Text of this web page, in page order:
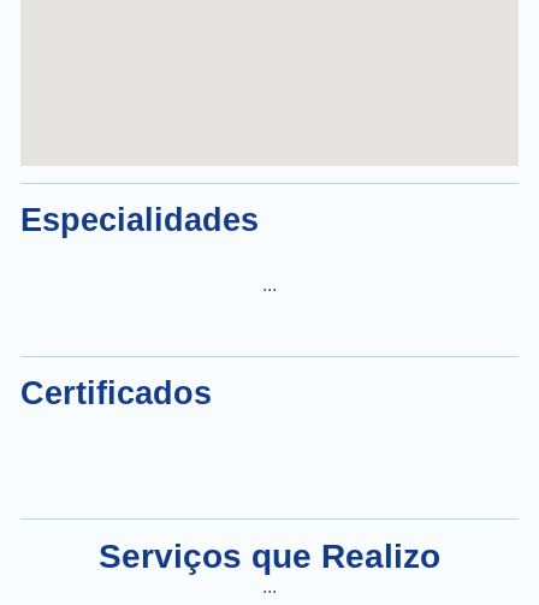
Especialidades
...
Certificados
Serviços que Realizo
...